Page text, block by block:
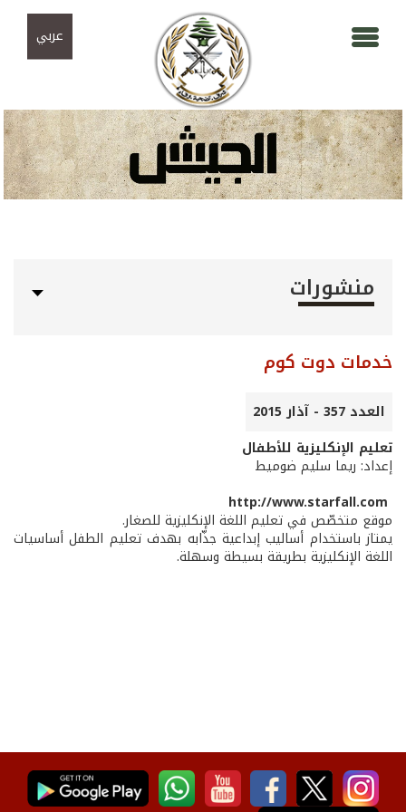
عربي
منشورات
خدمات دوت كوم
العدد 357 - آذار 2015
تعليم الإنكليزية للأطفال
إعداد: ريما سليم ضوميط
موقع متخصّص في تعليم اللغة الإنكليزية للصغار.
يمتاز باستخدام أساليب إبداعية جذّابه بهدف تعليم الطفل أساسيات
اللغة الإنكليزية بطريقة بسيطة وسهلة.